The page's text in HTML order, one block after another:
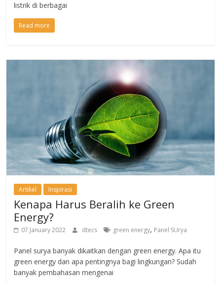
listrik di berbagai
Read more
Artikel Inspirasi
Kenapa Harus Beralih ke Green
Energy?
07 January 2022 dtecs green energy, Panel SUrya
Panel surya banyak dikaitkan dengan green energy. Apa itu
green energy dan apa pentingnya bagi lingkungan? Sudah
banyak pembahasan mengenai